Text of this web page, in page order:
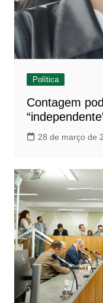
Política
Contagem
28 de março de